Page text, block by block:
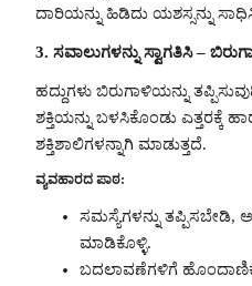
ದಾರಿಯನ್ನು ಹಿಡಿದು ಯಶಸ್ಸನ್ನು
3. ಸವಾಲುಗಳನ್ನು ಸ್ವಾಗತಿಸಿ –
ಹದ್ದುಗಳು ಬಿರುಗಾಳಿಯನ್ನು
ಶಕ್ತಿಯನ್ನು ಬಳಸಿಕೊಂಡು ಎತ್ತರಕ್ಕೆ
ಶಕ್ತಿಶಾಲಿಗಳನ್ನಾಗಿ ಮಾಡುತ್ತದೆ.
ವ್ಯವಹಾರದ ಪಾಠ:
ಸಮಸ್ಯೆಗಳನ್ನು ತಪ್ಪಿಸಬೇಡಿ,
ಮಾಡಿಕೊಳ್ಳಿ.
ಬದಲಾವಣೆಗಳಿಗೆ